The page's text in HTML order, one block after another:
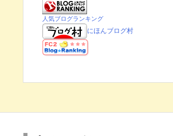
人気ブログランキング
にほんブログ村